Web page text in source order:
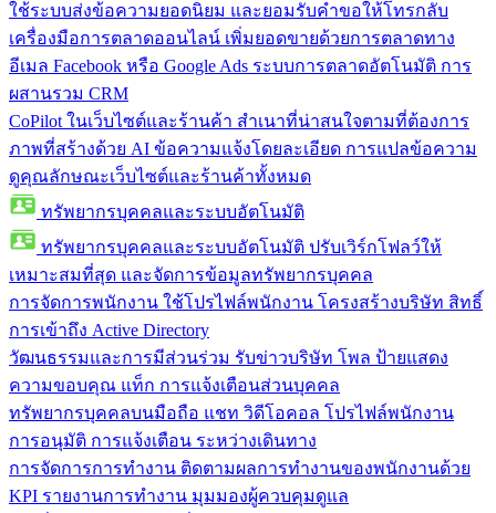
ใช้ระบบส่งข้อความยอดนิยม และยอมรับคำขอให้โทรกลับ
เครื่องมือการตลาดออนไลน์ เพิ่มยอดขายด้วยการตลาดทาง
อีเมล Facebook หรือ Google Ads ระบบการตลาดอัตโนมัติ การ
ผสานรวม CRM
CoPilot ในเว็บไซต์และร้านค้า สำเนาที่น่าสนใจตามที่ต้องการ
ภาพที่สร้างด้วย AI ข้อความแจ้งโดยละเอียด การแปลข้อความ
ดูคุณลักษณะเว็บไซต์และร้านค้าทั้งหมด
ทรัพยากรบุคคลและระบบอัตโนมัติ
ทรัพยากรบุคคลและระบบอัตโนมัติ ปรับเวิร์กโฟลว์ให้
เหมาะสมที่สุด และจัดการข้อมูลทรัพยากรบุคคล
การจัดการพนักงาน ใช้โปรไฟล์พนักงาน โครงสร้างบริษัท สิทธิ์
การเข้าถึง Active Directory
วัฒนธรรมและการมีส่วนร่วม รับข่าวบริษัท โพล ป้ายแสดง
ความขอบคุณ แท็ก การแจ้งเตือนส่วนบุคคล
ทรัพยากรบุคคลบนมือถือ แชท วิดีโอคอล โปรไฟล์พนักงาน
การอนุมัติ การแจ้งเตือน ระหว่างเดินทาง
การจัดการการทำงาน ติดตามผลการทำงานของพนักงานด้วย
KPI รายงานการทำงาน มุมมองผู้ควบคุมดูแล